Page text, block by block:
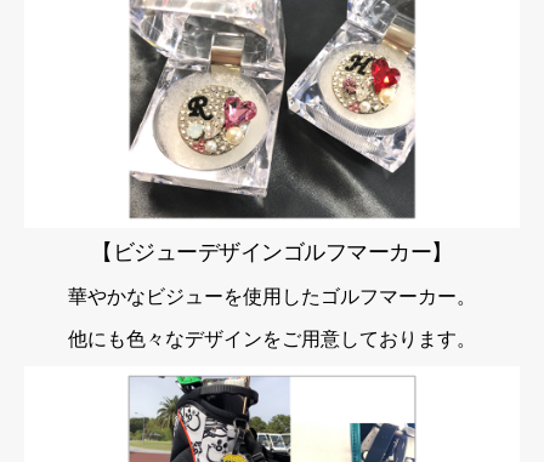
【ビジューデザインゴルフマーカー】
華やかなビジューを使用したゴルフマーカー。
他にも色々なデザインをご用意しております。